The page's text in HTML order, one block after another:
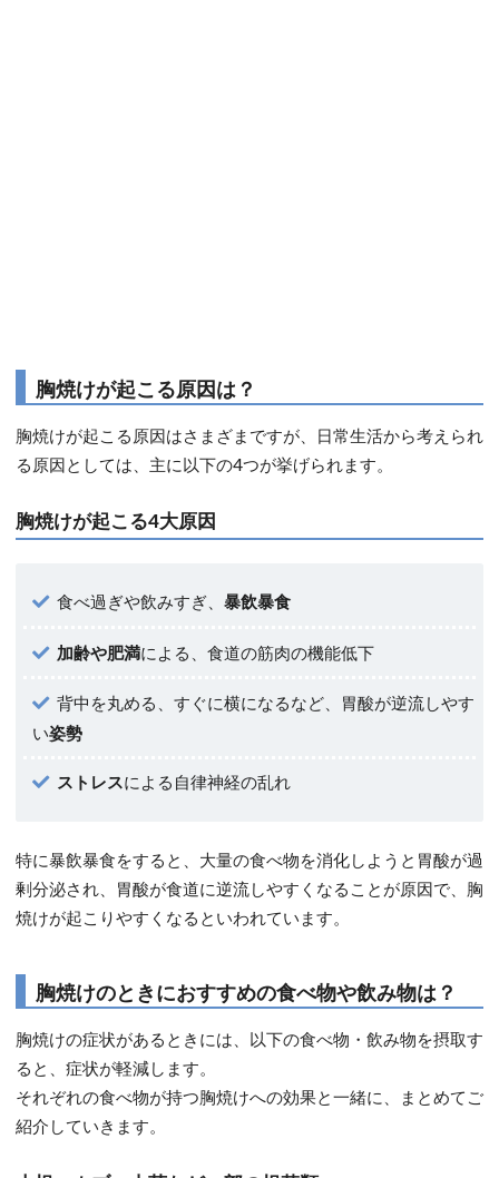
胸焼けが起こる原因は？
胸焼けが起こる原因はさまざまですが、日常生活から考えられ
る原因としては、主に以下の4つが挙げられます。
胸焼けが起こる4大原因
食べ過ぎや飲みすぎ、 暴飲暴食
加齢や肥満による、食道の筋肉の機能低下
背中を丸める、すぐに横になるなど、胃酸が逆流しやす
い姿勢
ストレスによる自律神経の乱れ
特に暴飲暴食をすると、大量の食べ物を消化しようと胃酸が過
剰分泌され、胃酸が食道に逆流しやすくなることが原因で、胸
焼けが起こりやすくなるといわれています。
胸焼けのときにおすすめの食べ物や飲み物は？
胸焼けの症状があるときには、以下の食べ物・飲み物を摂取す
ると、症状が軽減します。
それぞれの食べ物が持つ胸焼けへの効果と一緒に、まとめてご
紹介していきます。